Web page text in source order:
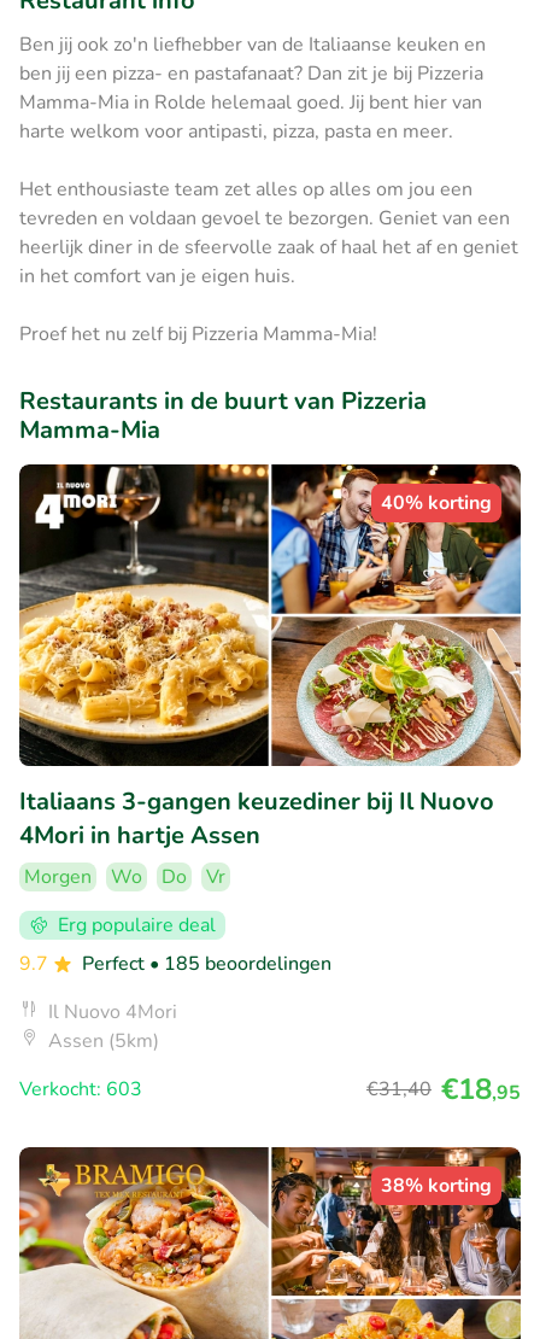
Ben jij ook zo'n liefhebber van de Italiaanse keuken en
ben jij een pizza- en pastafanaat? Dan zit je bij Pizzeria
Mamma-Mia in Rolde helemaal goed. Jij bent hier van
harte welkom voor antipasti, pizza, pasta en meer.
Het enthousiaste team zet alles op alles om jou een
tevreden en voldaan gevoel te bezorgen. Geniet van een
heerlijk diner in de sfeervolle zaak of haal het af en geniet
in het comfort van je eigen huis.
Proef het nu zelf bij Pizzeria Mamma-Mia!
Restaurants in de buurt van Pizzeria
Mamma-Mia
40% korting
Italiaans 3-gangen keuzediner bij Il Nuovo
4Mori in hartje Assen
Morgen Wo Do
Vr
Erg populaire deal
9.7
Perfect • 185 beoordelingen
Il Nuovo 4Mori
Assen (5km)
Verkocht: 603
€31,40 €18,95
38% korting